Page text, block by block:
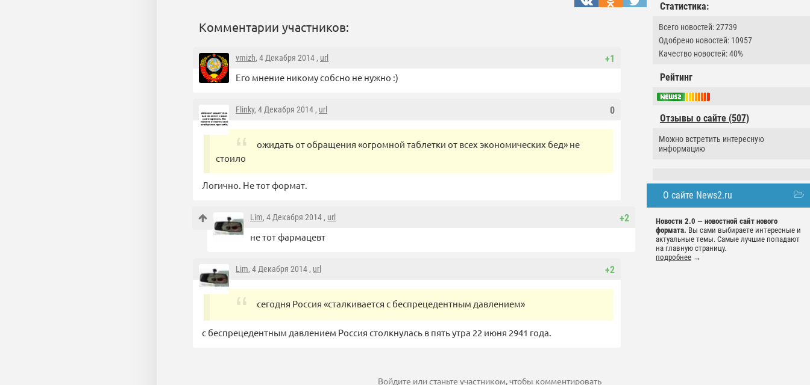
Статистика:
Всего новостей: 27739
Одобрено новостей: 10957
Качество новостей: 40%
Рейтинг
Отзывы о сайте (507)
Можно встретить интересную
информацию
О сайте News2.ru
Новости 2.0 — новостной сайт нового
формата. Вы сами выбираете интересные и
актуальные темы. Самые лучшие попадают
на главную страницу.
подробнее →
Комментарии участников:
+1
vmizh, 4 Декабря 2014 , url
Его мнение никому собсно не нужно :)
0
Flinky, 4 Декабря 2014 , url
ожидать от обращения «огромной таблетки от всех экономических бед» не
стоило
Логично. Не тот формат.
+2
Lim, 4 Декабря 2014 , url
не тот фармацевт
+2
Lim, 4 Декабря 2014 , url
сегодня Россия «сталкивается с беспрецедентным давлением»
с беспрецедентным давлением Россия столкнулась в пять утра 22 июня 2941 года.
Войдите илистаньте участником, чтобы комментировать